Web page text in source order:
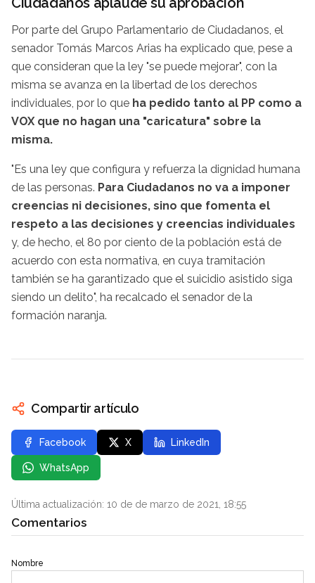
Por parte del Grupo Parlamentario de Ciudadanos, el
senador Tomás Marcos Arias ha explicado que, pese a
que consideran que la ley "se puede mejorar", con la
misma se avanza en la libertad de los derechos
individuales, por lo que ha pedido tanto al PP como a
VOX que no hagan una "caricatura" sobre la
misma.
"Es una ley que configura y refuerza la dignidad humana
de las personas. Para Ciudadanos no va a imponer
creencias ni decisiones, sino que fomenta el
respeto a las decisiones y creencias individuales
y, de hecho, el 80 por ciento de la población está de
acuerdo con esta normativa, en cuya tramitación
también se ha garantizado que el suicidio asistido siga
siendo un delito", ha recalcado el senador de la
formación naranja.
Compartir artículo
Facebook X LinkedIn
WhatsApp
Última actualización: 10 de de marzo de 2021, 18:55
Comentarios
Nombre